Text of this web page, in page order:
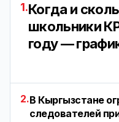
1.Когда и
школьники
году —
2.В Кыргызстане
следователей